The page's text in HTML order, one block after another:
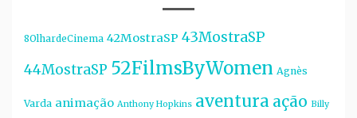
8OlhardeCinema 42MostraSP 43MostraSP
44MostraSP 52FilmsByWomen Agnès
Varda animação Anthony Hopkins aventura ação Billy